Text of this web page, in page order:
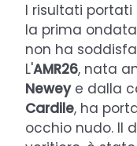
I risultati portati
la prima
non ha
L'AMR26, nata
Neweye dalla
Cardile, ha
occhio nudo. Il